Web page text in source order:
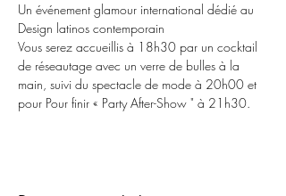
Un événement glamour international dédié au
Design latinos contemporain
Vous serez accueillis à 18h30 par un cocktail
de réseautage avec un verre de bulles à la
main, suivi du spectacle de mode à 20h00 et
pour Pour finir « Party After-Show " à 21h30.